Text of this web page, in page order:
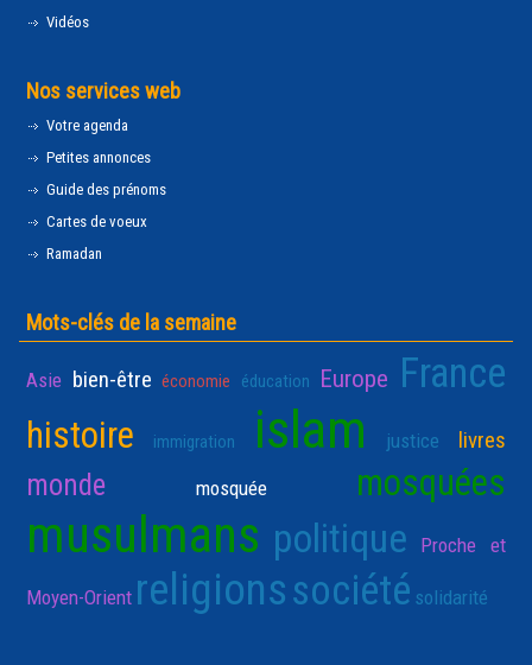
Vidéos
Nos services web
Votre agenda
Petites annonces
Guide des prénoms
Cartes de voeux
Ramadan
Mots-clés de la semaine
Asie bien-être économie éducation Europe France
histoire immigration islam justice livres
monde mosquée mosquées
musulmans politique Proche et
Moyen-Orient religionssociété solidarité